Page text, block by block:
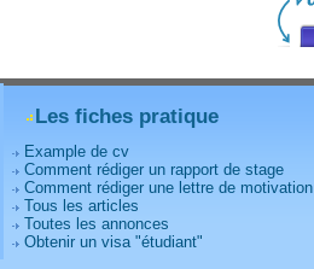
Les fiches pratique
Example de cv
Comment rédiger un rapport de stage
Comment rédiger une lettre de motivation
Tous les articles
Toutes les annonces
Obtenir un visa "étudiant"